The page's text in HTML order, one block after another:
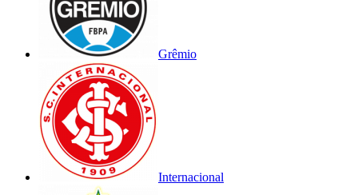
Grêmio
Internacional